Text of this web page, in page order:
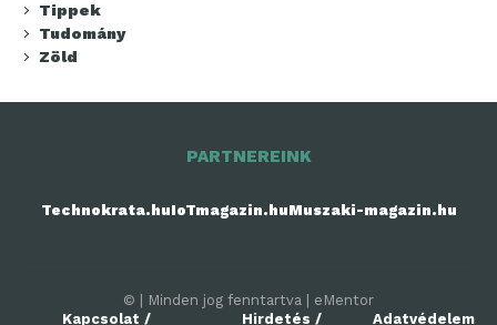
Tippek
Tudomány
Zöld
PARTNEREINK
Technokrata.huIoTmagazin.huMuszaki-magazin.hu
© | Minden jog fenntartva | eMentor
Kapcsolat /
Hirdetés / Adatvédelem